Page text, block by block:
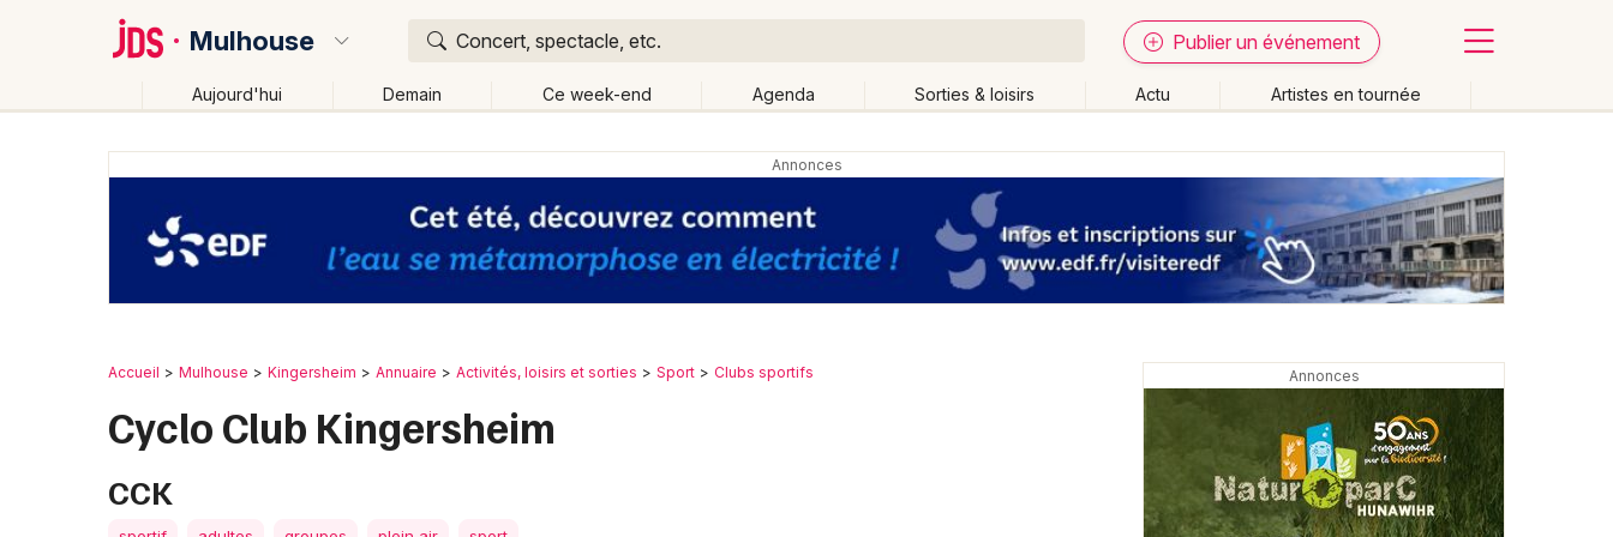
Mulhouse Concert, spectacle, etc. Publier un événement
Aujourd'hui Demain Ce week-end Agenda Sorties & loisirs Actu Artistes en tournée
Publier un événement
Grands événements
Activité & Expérience
Bordeaux
Accueil Mulhouse Kingersheim Annuaire Activités, loisirs et sorties Sport Clubs sportifs
Cyclo Club Kingersheim
CCK
Haut-Rhin (68) Partout
Près de moi
Quand ? Effacer les dates
Aujourd'hui Demain Ce week-end Autre